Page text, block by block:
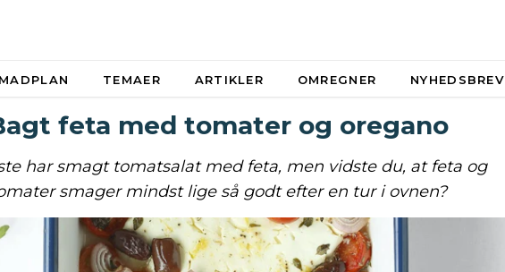
MADPLAN TEMAER ARTIKLER OMREGNER NYHEDSBREV
feta med tomater og oregano
har smagt tomatsalat med feta, men vidste du, at feta og
smager mindst lige så godt efter en tur i ovnen?